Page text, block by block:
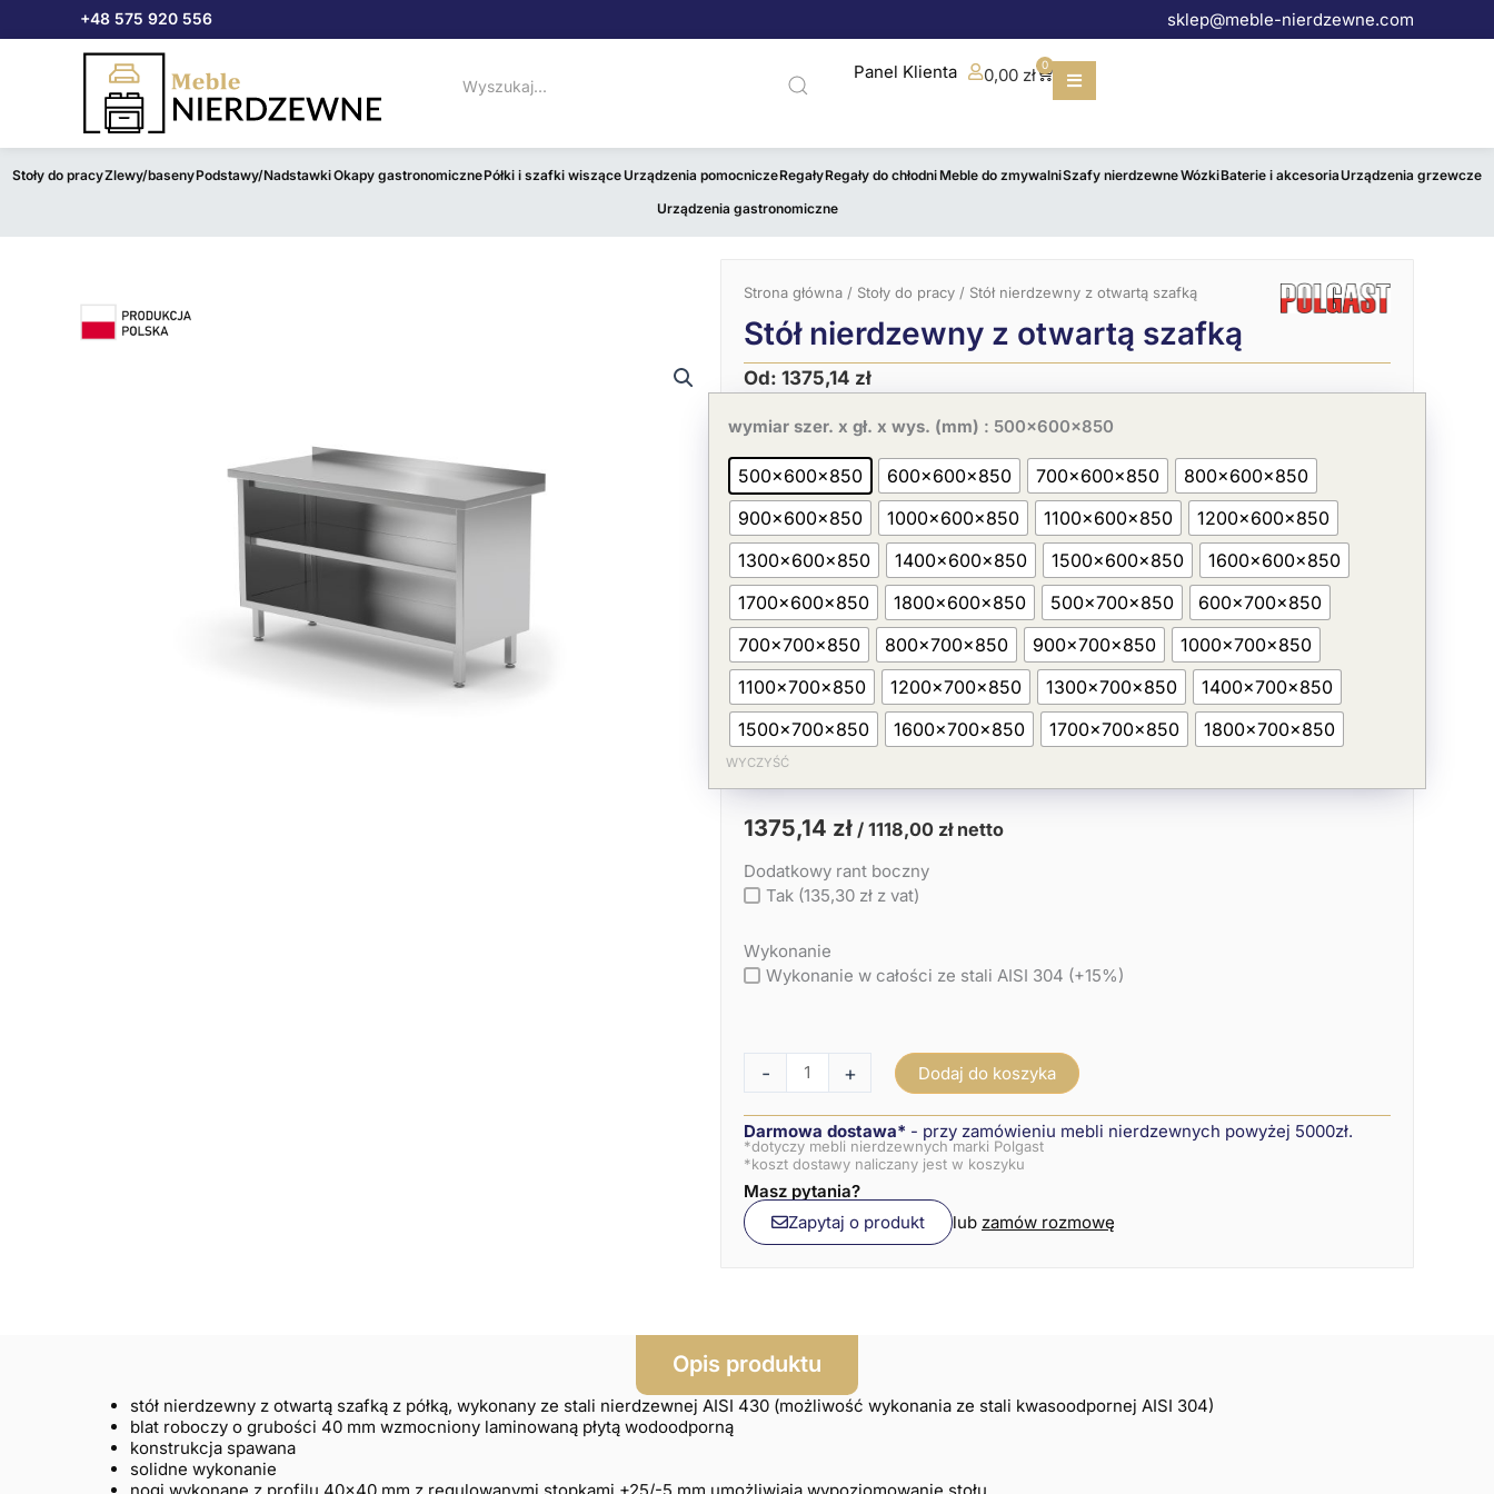
+48 575 920 556 sklep@meble-nierdzewne.com
Panel Klienta 0,00 zł
0
Wózek
Stoły do pracyZlewy/basenyPodstawy/NadstawkiOkapy gastronomicznePółki i szafki wisząceUrządzenia pomocniczeRegałyRegały do chłodniMeble do zmywalniSzafy nierdzewneWózkiBaterie i akcesoriaUrządzenia grzewcze
Urządzenia gastronomiczne
Strona główna / Stoły do pracy / Stół nierdzewny z otwartą szafką
Stół nierdzewny z otwartą szafką
Od: 1375,14 zł
wymiar szer. x gł. x wys. (mm) : 500x600x850
500x600x850 600x600x850 700x600x850
800x600x850
900x600x850
1000x600x850 1100x600x850
1200x600x850
1300x600x850
1400x600x850 1500x600x850
1600x600x850
1700x600x850
1800x600x850 500x700x850
600x700x850
700x700x850
800x700x850 900x700x850
1000x700x850
1100x700x850
1200x700x850 1300x700x850
1400x700x850
1500x700x850
1600x700x850 1700x700x850 1800x700x850
WYCZYŚĆ
Pierwotna
cena
wynosiła:
2115,60 zł.
1375,14 zł
Aktualna
cena
wynosi:
1375,14 zł.
/ 1118,00 złnetto
Dodatkowy rant boczny
Tak (135,30 zł z vat)
Wykonanie
Wykonanie w całości ze stali AISI 304 (+15%)
-
Stół
z
otwartą
szafką
+ Dodaj do koszyka
Darmowa dostawa* - przy zamówieniu mebli nierdzewnych powyżej 5000zł.
*dotyczy mebli nierdzewnych marki Polgast
*koszt dostawy naliczany jest w koszyku
Masz pytania?
Zapytaj o produkt
lub zamów rozmowę
Opis produktu
stół nierdzewny z otwartą szafką z półką, wykonany ze stali nierdzewnej AISI 430 (możliwość wykonania ze stali kwasoodpornej AISI 304)
blat roboczy o grubości 40 mm wzmocniony laminowaną płytą wodoodporną
konstrukcja spawana
solidne wykonanie